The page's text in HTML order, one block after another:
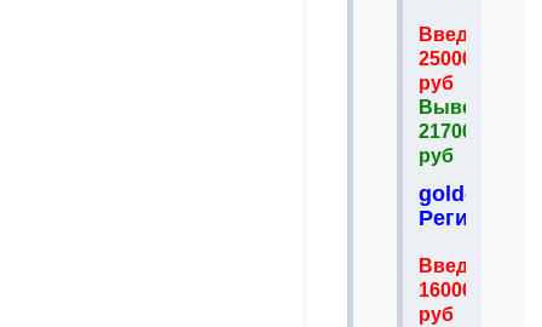
Введено
25000
руб
Вывел
217000
руб
Введено
16000
руб